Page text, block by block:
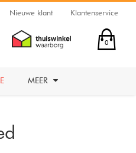
Nieuwe klant Klantenservice
0
MEER